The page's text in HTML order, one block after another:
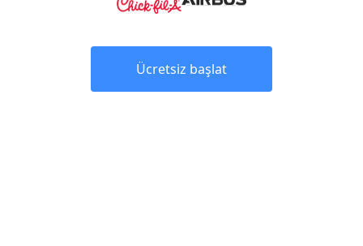
Ücretsiz başlat